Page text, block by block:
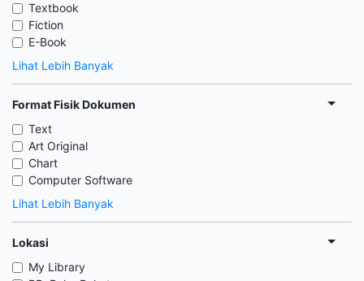
Textbook
Fiction
E-Book
Lihat Lebih Banyak
Format Fisik Dokumen
Text
Art Original
Chart
Computer Software
Lihat Lebih Banyak
Lokasi
My Library